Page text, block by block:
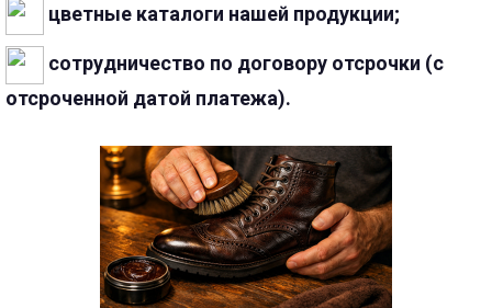
цветные каталоги нашей продукции;
сотрудничество по договору отсрочки (с
отсроченной датой платежа).